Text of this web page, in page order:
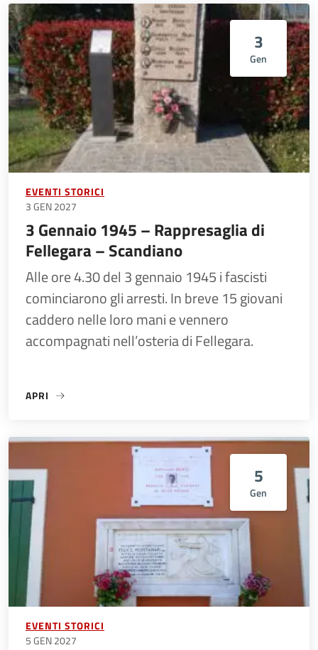
3
Gen
EVENTI STORICI
3 GEN 2027
3 Gennaio 1945 – Rappresaglia di
Fellegara – Scandiano
Alle ore 4.30 del 3 gennaio 1945 i fascisti
cominciarono gli arresti. In breve 15 giovani
caddero nelle loro mani e vennero
accompagnati nell’osteria di Fellegara.
APRI
«3 GENNAIO 1945 – RAPPRESAGLIA DI FELLEGARA –
5
Gen
EVENTI STORICI
5 GEN 2027